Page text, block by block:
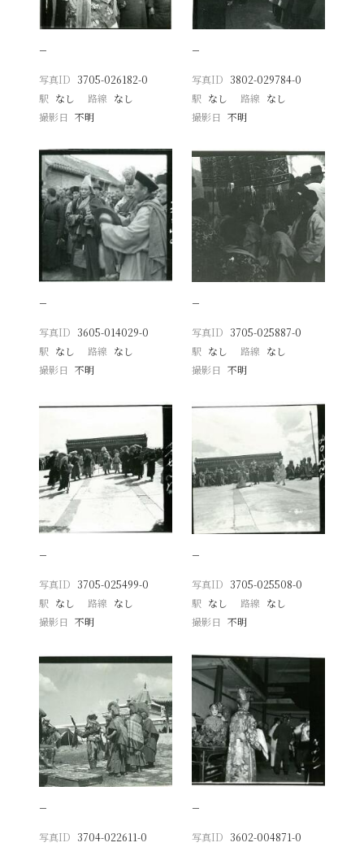
−
写真ID 3705-026182-0
駅 なし 路線 なし
撮影日
不明
−
写真ID 3802-029784-0
駅 なし 路線 なし
撮影日 不明
−
写真ID 3605-014029-0
駅 なし 路線 なし
撮影日
不明
−
写真ID 3705-025887-0
駅 なし 路線 なし
撮影日 不明
−
写真ID 3705-025499-0
駅 なし 路線 なし
撮影日
不明
−
写真ID 3705-025508-0
駅 なし 路線 なし
撮影日 不明
−
写真ID 3704-022611-0
−
写真ID 3602-004871-0